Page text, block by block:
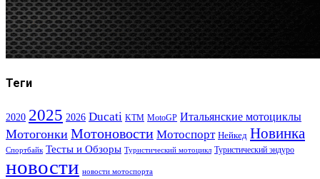
Теги
2020 2025 2026 Ducati KTM MotoGP Итальянские мотоциклы
Мотогонки Мотоновости Мотоспорт Нейкед Новинка
Спортбайк Тесты и Обзоры Туристический мотоцикл Туристический эндуро
новости новости мотоспорта